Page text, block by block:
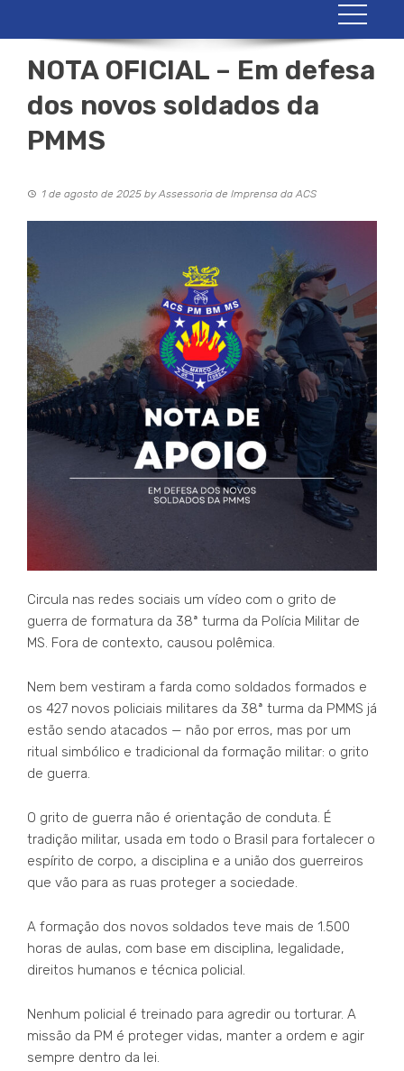
NOTA OFICIAL – Em defesa
dos novos soldados da
PMMS
1 de agosto de 2025 byAssessoria de Imprensa da ACS
Circula nas redes sociais um vídeo com o grito de
guerra de formatura da 38ª turma da Polícia Militar de
MS. Fora de contexto, causou polêmica.
Nem bem vestiram a farda como soldados formados e
os 427 novos policiais militares da 38ª turma da PMMS já
estão sendo atacados — não por erros, mas por um
ritual simbólico e tradicional da formação militar: o grito
de guerra.
O grito de guerra não é orientação de conduta. É
tradição militar, usada em todo o Brasil para fortalecer o
espírito de corpo, a disciplina e a união dos guerreiros
que vão para as ruas proteger a sociedade.
A formação dos novos soldados teve mais de 1.500
horas de aulas, com base em disciplina, legalidade,
direitos humanos e técnica policial.
Nenhum policial é treinado para agredir ou torturar. A
missão da PM é proteger vidas, manter a ordem e agir
sempre dentro da lei.